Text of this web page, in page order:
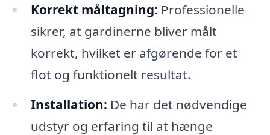
Korrekt måltagning: Professionelle
sikrer, at gardinerne bliver målt
korrekt, hvilket er afgørende for et
flot og funktionelt resultat.
Installation: De har det nødvendige
udstyr og erfaring til at hænge